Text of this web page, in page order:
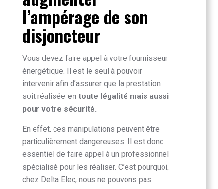
l’ampérage de son
disjoncteur
Vous devez faire appel à votre fournisseur
énergétique. Il est le seul à pouvoir
intervenir afin d’assurer que la prestation
soit réalisée en toute légalité mais aussi
pour votre sécurité.
En effet, ces manipulations peuvent être
particulièrement dangereuses. Il est donc
essentiel de faire appel à un professionnel
spécialisé pour les réaliser. C’est pourquoi,
chez Delta Elec, nous ne pouvons pas